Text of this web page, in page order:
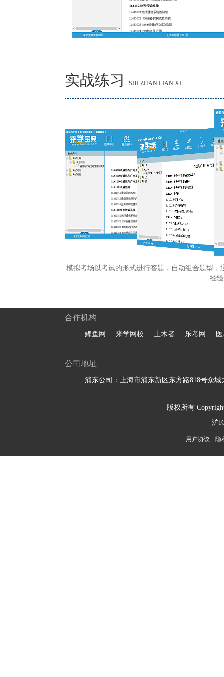
实战练习 SHI ZHAN LIAN XI
模拟考场以考试的形式进行答题，自动组合题型
经
合作机构
鲤鱼网 来学网校 土木者 乐考网
公司地址
浦东公司：上海市浦东新区东方路818号众城
版权所有
沪
用户协议 隐